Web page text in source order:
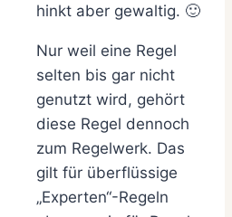
hinkt aber gewaltig. 🙂
Nur weil eine Regel
selten bis gar nicht
genutzt wird, gehört
diese Regel dennoch
zum Regelwerk. Das
gilt für überflüssige
„Experten“-Regeln